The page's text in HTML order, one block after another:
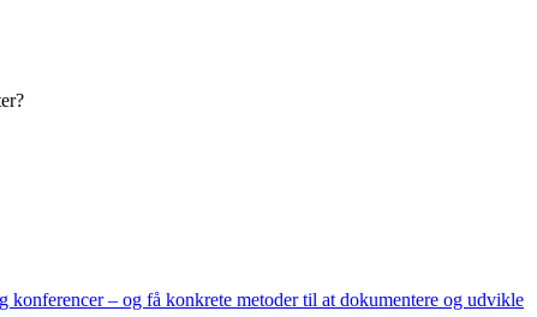
konferencer – og få konkrete metoder til at dokumentere og udvikle